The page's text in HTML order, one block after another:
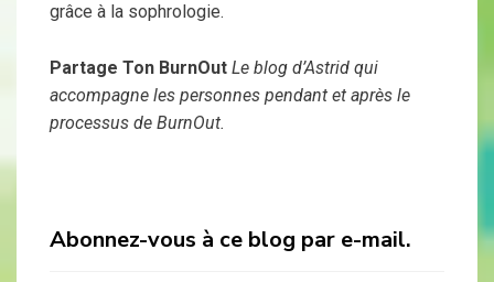
grâce à la sophrologie.
Partage Ton BurnOut Le blog d’Astrid qui
accompagne les personnes pendant et après le
processus de BurnOut.
Abonnez-vous à ce blog par e-mail.